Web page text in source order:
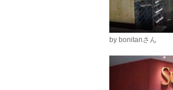
by bonitanさん